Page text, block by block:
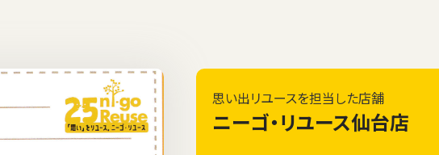
思い出リユースを担当した店舗
ニーゴ・リユース仙台店